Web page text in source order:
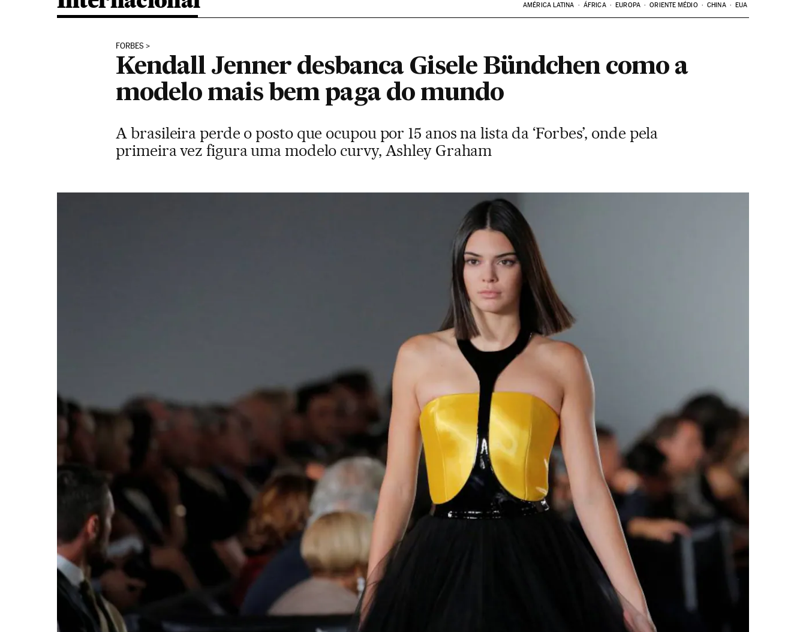
AMÉRICA LATINA ÁFRICA EUROPA ORIENTE MÉDIO CHINA EUA
FORBES
Kendall Jenner desbanca Gisele Bündchen como a
modelo mais bem paga do mundo
A brasileira perde o posto que ocupou por 15 anos na lista da ‘Forbes’, onde pela
primeira vez figura uma modelo curvy, Ashley Graham